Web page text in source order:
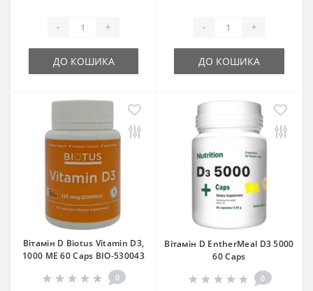
- +
ДО КОШИКА
- +
ДО КОШИКА
Вітамін D Biotus Vitamin D3,
1000 ME 60 Caps BIO-530043
0
Вітамін D EntherMeal D3 5000
60 Caps
0